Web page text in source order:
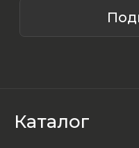
Каталог